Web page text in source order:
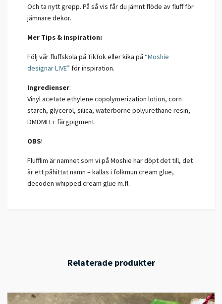
Och ta nytt grepp. På så vis får du jämnt flöde av fluff för
jämnare dekor.
Mer Tips & inspiration:
Följ vår fluffskola på TikTok eller kika på “Moshie
designar LIVE” för inspiration.
Ingredienser:
Vinyl acetate ethylene copolymerization lotion, corn
starch, glycerol, silica, waterborne polyurethane resin,
DMDMH + färgpigment.
OBS!
Flufflim är namnet som vi på Moshie har döpt det till, det
är ett påhittat namn – kallas i folkmun cream glue,
decoden whipped cream glue m.fl.